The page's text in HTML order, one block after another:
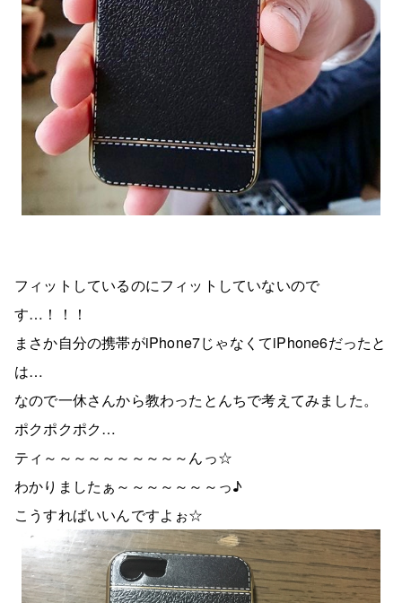
フィットしているのにフィットしていないので
す…！！！
まさか自分の携帯がiPhone7じゃなくてiPhone6だったと
は…
なので一休さんから教わったとんちで考えてみました。
ポクポクポク…
ティ～～～～～～～～～～んっ☆
わかりましたぁ～～～～～～～っ♪
こうすればいいんですよぉ☆